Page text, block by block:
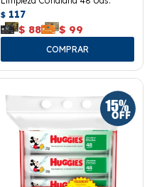
$ 117
$ 88 $ 99